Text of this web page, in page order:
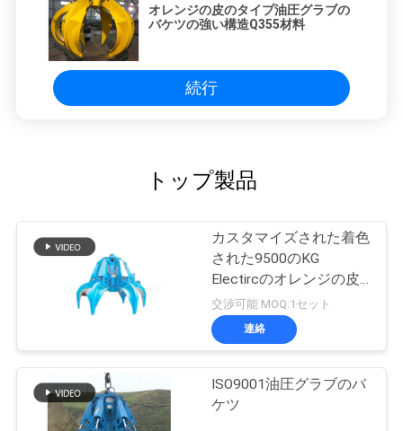
オレンジの皮のタイプ油圧グラブの
バケツの強い構造Q355材料
続行
トップ製品
カスタマイズされた着色
された9500のKG
Electircのオレンジの皮
の油圧グラブのバケツ
交渉可能 MOQ:1セット
連絡
ISO9001油圧グラブのバ
ケツ